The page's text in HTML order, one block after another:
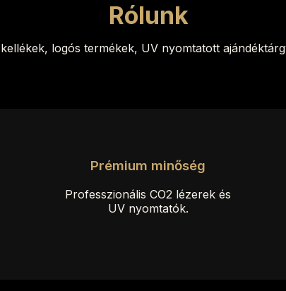
Rólunk
logós termékek, UV nyomtatott
Prémium minőség
Professzionális CO2 lézerek és
UV nyomtatók.